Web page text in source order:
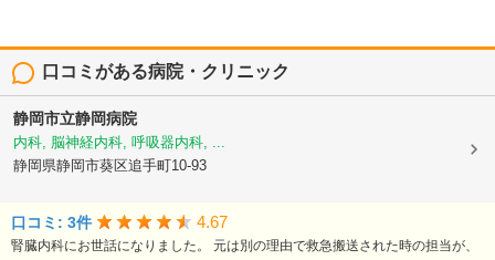
口コミがある病院・クリニック
静岡市立静岡病院
内科, 脳神経内科, 呼吸器内科, ...
静岡県静岡市葵区追手町10-93
口コミ: 3件 4.67
腎臓内科にお世話になりました。 元は別の理由で救急搬送された時の担当が、